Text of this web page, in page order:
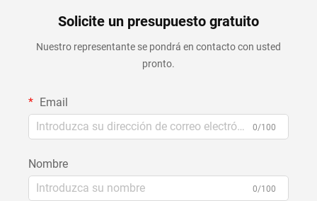
Solicite un presupuesto gratuito
Nuestro representante se pondrá en contacto con usted
pronto.
Email
0/100
Nombre
0/100